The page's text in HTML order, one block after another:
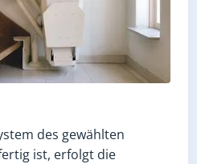
des gewählten
ist, erfolgt die